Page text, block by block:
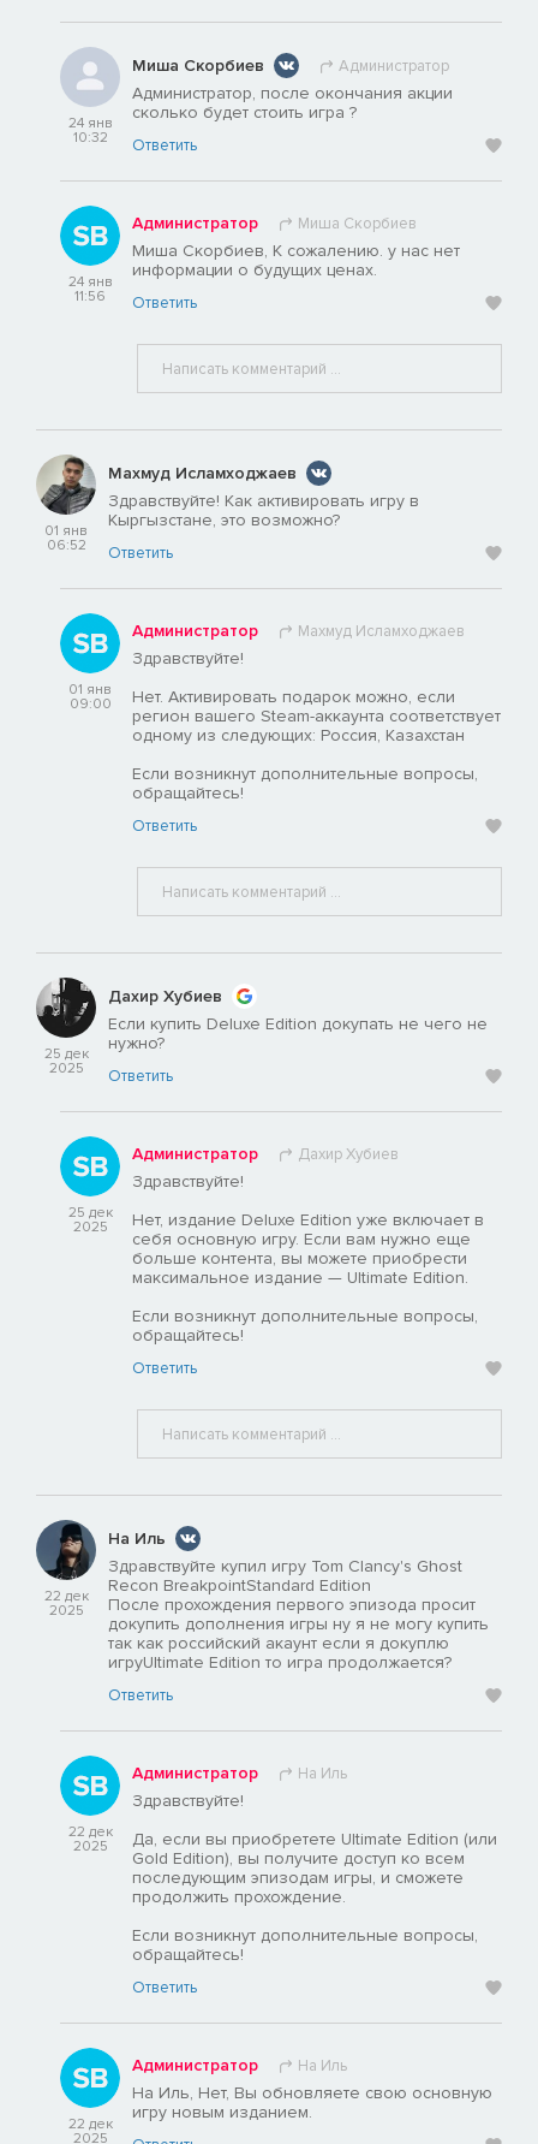
24 янв
10:32
Миша Скорбиев Администратор
Администратор, после окончания акции
сколько будет стоить игра ?
Ответить
24 янв
11:56
Администратор Миша Скорбиев
Миша Скорбиев, К сожалению. у нас нет
информации о будущих ценах.
Ответить
01 янв
06:52
Махмуд Исламходжаев
Здравствуйте! Как активировать игру в
Кыргызстане, это возможно?
Ответить
01 янв
09:00
Администратор Махмуд Исламходжаев
Здравствуйте!
Нет. Активировать подарок можно, если
регион вашего Steam-аккаунта соответствует
одному из следующих: Россия, Казахстан
Если возникнут дополнительные вопросы,
обращайтесь!
Ответить
25 дек
2025
Дахир Хубиев
Если купить Deluxe Edition докупать не чего не
нужно?
Ответить
25 дек
2025
Администратор Дахир Хубиев
Здравствуйте!
Нет, издание Deluxe Edition уже включает в
себя основную игру. Если вам нужно еще
больше контента, вы можете приобрести
максимальное издание — Ultimate Edition.
Если возникнут дополнительные вопросы,
обращайтесь!
Ответить
22 дек
2025
На Иль
Здравствуйте купил игру Tom Clancy's Ghost
Recon BreakpointStandard Edition
После прохождения первого эпизода просит
докупить дополнения игры ну я не могу купить
так как российский акаунт если я докуплю
игруUltimate Edition то игра продолжается?
Ответить
22 дек
2025
Администратор На Иль
Здравствуйте!
Да, если вы приобретете Ultimate Edition (или
Gold Edition), вы получите доступ ко всем
последующим эпизодам игры, и сможете
продолжить прохождение.
Если возникнут дополнительные вопросы,
обращайтесь!
Ответить
22 дек
2025
Администратор На Иль
На Иль, Нет, Вы обновляете свою основную
игру новым изданием.